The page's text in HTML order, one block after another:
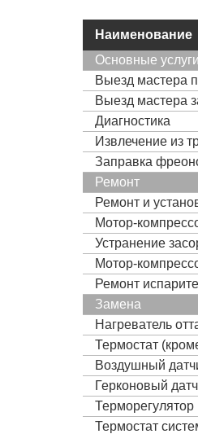
Наименование
Основные услуги
Выезд мастера
Выезд мастера
Диагностика
Извлечение из
Заправка
Ремонт
Ремонт и
Мотор-
Устранение
Мотор-
Ремонт
Замена
Нагреватель
Термостат
Воздушный
Герконовый
Терморегулятор
Термостат